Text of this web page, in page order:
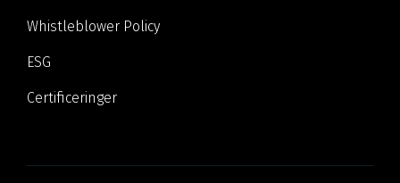
Whistleblower Policy
ESG
Certificeringer